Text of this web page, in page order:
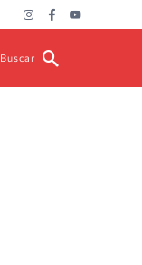
Buscar